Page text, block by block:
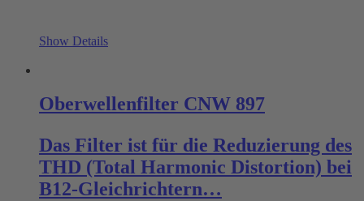
Show Details
Oberwellenfilter CNW 897
Das Filter ist für die Reduzierung des
THD (Total Harmonic Distortion) bei
B12-Gleichrichtern…